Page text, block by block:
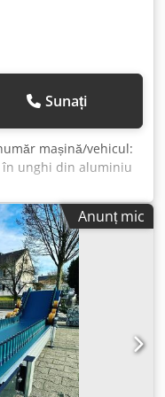
Sunați
mașină/vehicul:
în unghi din aluminiu
reglare și picioare
Zona
2.100 mm Unghi de
1.700 mm
ranforsat dublu
montat, 0,55 kW,
50Hz, clasă de
Curea transportoare
Lățime bandă: 600
50 mm, lățime 25
2 straturi,
magnetic
Anunț mic